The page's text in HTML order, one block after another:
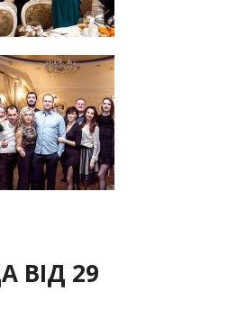
ВІД 29